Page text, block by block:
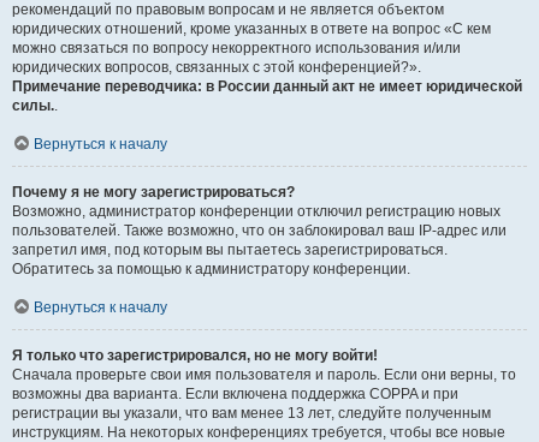
рекомендаций по правовым вопросам и не является объектом
юридических отношений, кроме указанных в ответе на вопрос «С кем
можно связаться по вопросу некорректного использования и/или
юридических вопросов, связанных с этой конференцией?».
Примечание переводчика: в России данный акт не имеет юридической
силы..
Вернуться к началу
Почему я не могу зарегистрироваться?
Возможно, администратор конференции отключил регистрацию новых
пользователей. Также возможно, что он заблокировал ваш IP-адрес или
запретил имя, под которым вы пытаетесь зарегистрироваться.
Обратитесь за помощью к администратору конференции.
Вернуться к началу
Я только что зарегистрировался, но не могу войти!
Сначала проверьте свои имя пользователя и пароль. Если они верны, то
возможны два варианта. Если включена поддержка COPPA и при
регистрации вы указали, что вам менее 13 лет, следуйте полученным
инструкциям. На некоторых конференциях требуется, чтобы все новые